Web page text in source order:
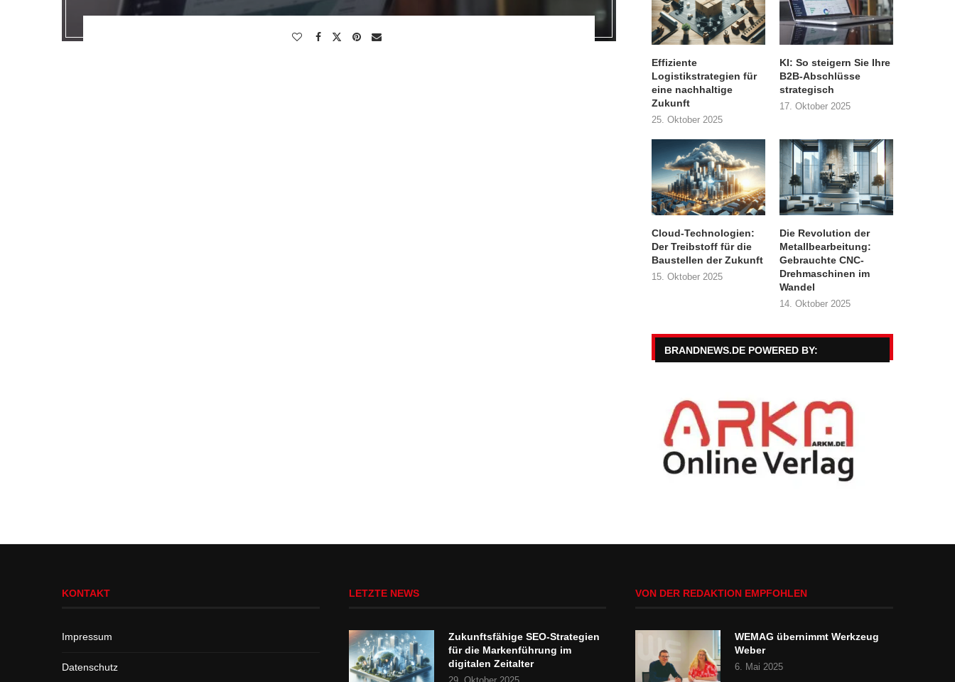
Effiziente
Logistikstrategien für
eine nachhaltige
Zukunft
25. Oktober 2025
KI: So steigern Sie Ihre
B2B-Abschlüsse
strategisch
17. Oktober 2025
Cloud-Technologien:
Der Treibstoff für die
Baustellen der Zukunft
15. Oktober 2025
Die Revolution der
Metallbearbeitung:
Gebrauchte CNC-
Drehmaschinen im
Wandel
14. Oktober 2025
BRANDNEWS.DE POWERED BY:
KONTAKT
Impressum
Datenschutz
LETZTE NEWS
Zukunftsfähige SEO-Strategien
für die Markenführung im
digitalen Zeitalter
VON DER REDAKTION EMPFOHLEN
WEMAG übernimmt Werkzeug
Weber
6. Mai 2025